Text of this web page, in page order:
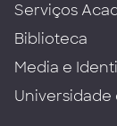
Serviços
Biblioteca
Media e
Universidade